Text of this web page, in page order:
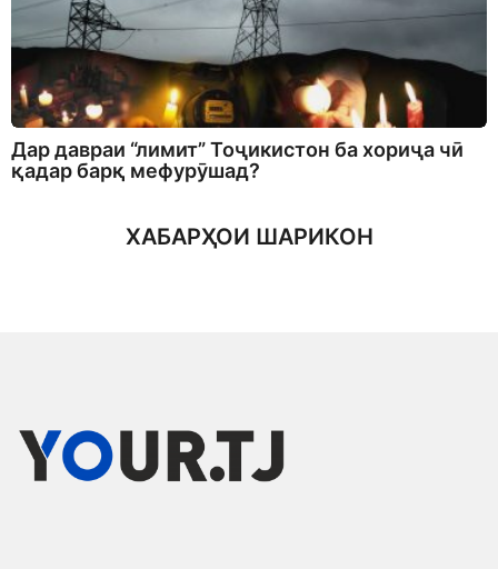
Дар давраи “лимит” Тоҷикистон ба хориҷа чӣ
қадар барқ мефурӯшад?
ХАБАРҲОИ ШАРИКОН